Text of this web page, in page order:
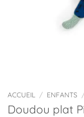
ACCUEIL / ENFANTS
Doudou plat